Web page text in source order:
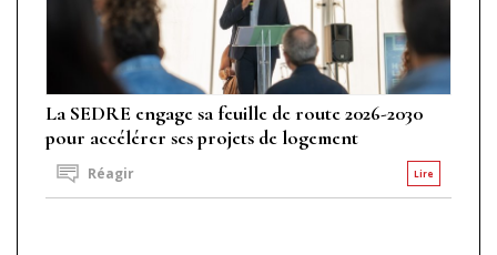
La SEDRE engage sa feuille de route 2026-2030
pour accélérer ses projets de logement
Lire
Réagir